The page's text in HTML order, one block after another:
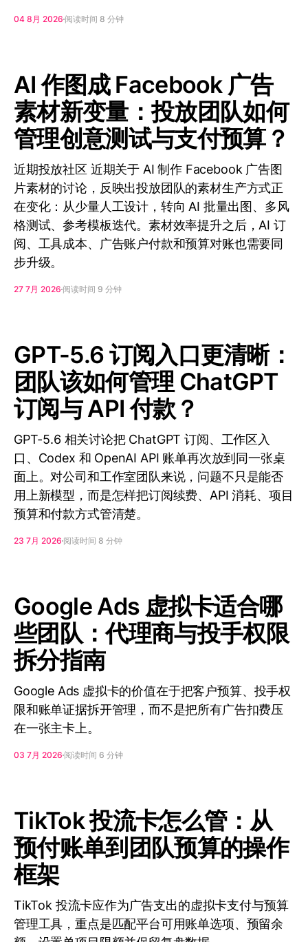
04 8月 2026 阅读时间 8 分钟
AI 作图成 Facebook 广告
素材新变量：投放团队如何
管理创意测试与支付预算？
近期投放社区 近期关于 AI 制作 Facebook 广告图
片素材的讨论，反映出投放团队的素材生产方式正
在变化：从少量人工设计，转向 AI 批量出图、多风
格测试、参考模板迭代。素材效率提升之后，AI 订
阅、工具成本、广告账户付款和预算对账也需要同
步升级。
27 7月 2026 阅读时间 9 分钟
GPT-5.6 订阅入口更清晰：
团队该如何管理 ChatGPT
订阅与 API 付款？
GPT-5.6 相关讨论把 ChatGPT 订阅、工作区入
口、Codex 和 OpenAI API 账单再次放到同一张桌
面上。对公司和工作室团队来说，问题不只是能否
用上新模型，而是怎样把订阅续费、API 消耗、项目
预算和付款方式管清楚。
23 7月 2026 阅读时间 8 分钟
Google Ads 虚拟卡适合哪
些团队：代理商与投手权限
拆分指南
Google Ads 虚拟卡的价值在于把客户预算、投手权
限和账单证据拆开管理，而不是把所有广告扣费压
在一张主卡上。
03 7月 2026 阅读时间 6 分钟
TikTok 投流卡怎么管：从
预付账单到团队预算的操作
框架
TikTok 投流卡应作为广告支出的虚拟卡支付与预算
管理工具，重点是匹配平台可用账单选项、预留余